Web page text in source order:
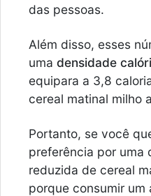
das pessoas.
Além disso, esses
uma densidade
equipara a 3,8
cereal matinal milho
Portanto, se você
preferência por uma
reduzida de cereal
porque consumir um